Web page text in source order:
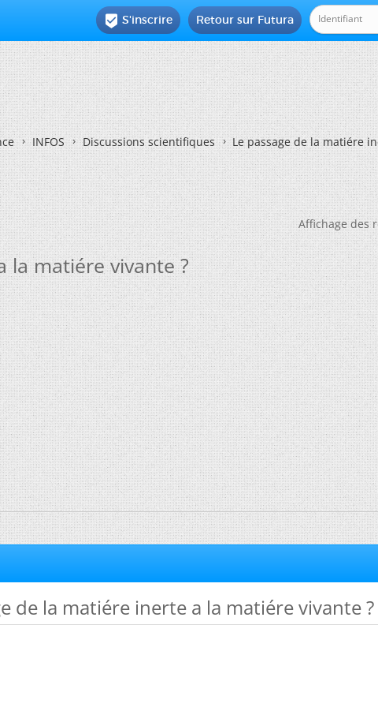
Retour sur Futura
 S'inscrire
INFOS Discussions scientifiques Le passage de la matiére
Affichage des
la matiére vivante ?
de la matiére inerte a la matiére vivante ?